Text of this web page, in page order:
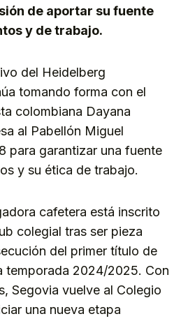
de aportar su fuente
y de trabajo.
del Heidelberg
tomando forma con el
colombiana Dayana
al Pabellón Miguel
para garantizar una fuente
y su ética de trabajo.
cafetera está inscrito
colegial tras ser pieza
del primer título de
temporada 2024/2025. Con
Segovia vuelve al Colegio
una nueva etapa